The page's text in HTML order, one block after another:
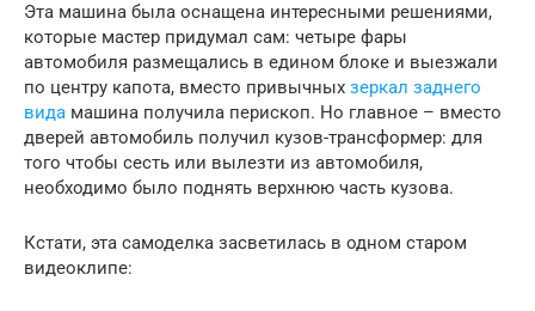
Эта машина была оснащена интересными решениями,
которые мастер придумал сам: четыре фары
автомобиля размещались в едином блоке и выезжали
по центру капота, вместо привычных зеркал заднего
вида машина получила перископ. Но главное – вместо
дверей автомобиль получил кузов-трансформер: для
того чтобы сесть или вылезти из автомобиля,
необходимо было поднять верхнюю часть кузова.
Кстати, эта самоделка засветилась в одном старом
видеоклипе: